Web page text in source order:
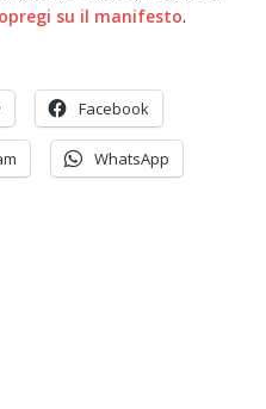
su il manifesto.
Facebook
WhatsApp